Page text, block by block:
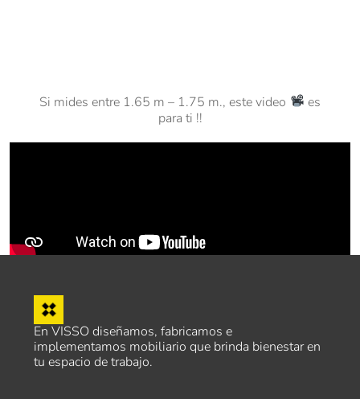
Si mides entre 1.65 m – 1.75 m., este video
es
para ti !!
En VISSO diseñamos, fabricamos e
implementamos mobiliario que brinda bienestar en
tu espacio de trabajo.